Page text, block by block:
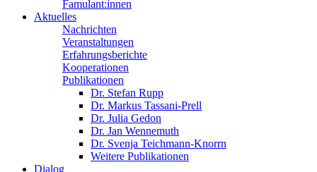
Famulant:innen
Aktuelles
Nachrichten
Veranstaltungen
Erfahrungsberichte
Kooperationen
Publikationen
Dr. Stefan Rupp
Dr. Markus Tassani-Prell
Dr. Julia Gedon
Dr. Jan Wennemuth
Dr. Svenja Teichmann-Knorrn
Weitere Publikationen
Dialog